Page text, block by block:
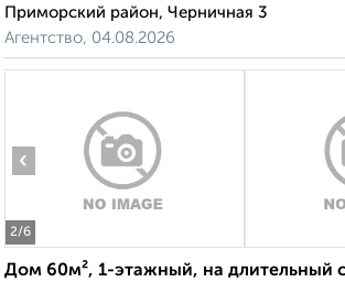
Приморский район, Черничная 3
Агентство, 04.08.2026
2/6
‹
Дом 60м², 1-этажный, на длительный